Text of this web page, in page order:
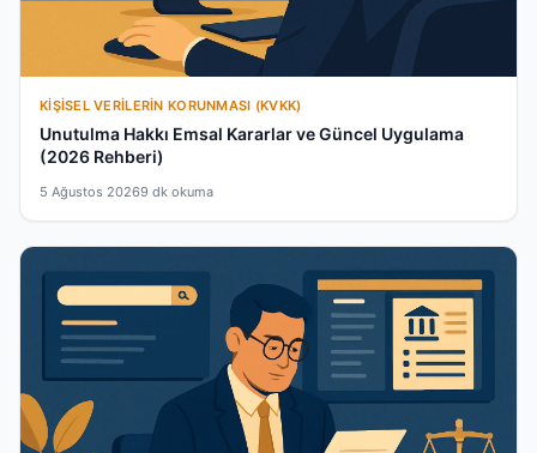
KIŞISEL VERILERIN KORUNMASI (KVKK)
Unutulma Hakkı Emsal Kararlar ve Güncel Uygulama
(2026 Rehberi)
5 Ağustos 20269 dk okuma